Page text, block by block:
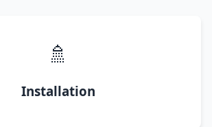
🚿
Installation